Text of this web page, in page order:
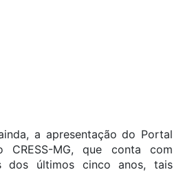
a apresentação do Portal
CRESS-MG, que conta com
dos últimos cinco anos, tais